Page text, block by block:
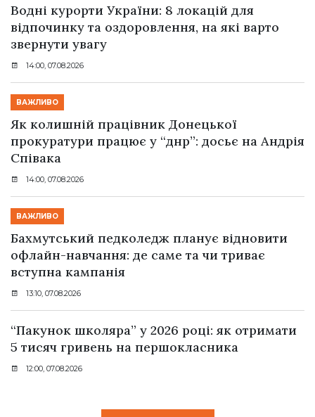
Водні курорти України: 8 локацій для
відпочинку та оздоровлення, на які варто
звернути увагу
14:00, 07.08.2026
ВАЖЛИВО
Як колишній працівник Донецької
прокуратури працює у “днр”: досьє на Андрія
Співака
14:00, 07.08.2026
ВАЖЛИВО
Бахмутський педколедж планує відновити
офлайн-навчання: де саме та чи триває
вступна кампанія
13:10, 07.08.2026
“Пакунок школяра” у 2026 році: як отримати
5 тисяч гривень на першокласника
12:00, 07.08.2026